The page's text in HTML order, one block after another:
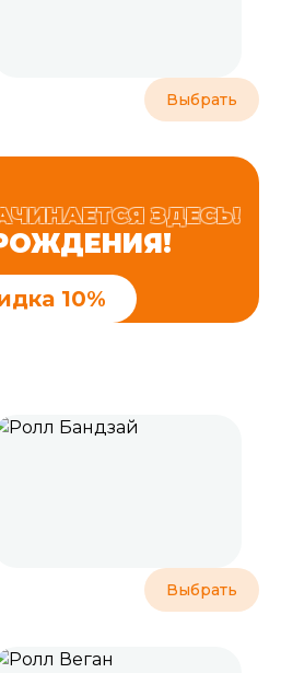
Выбрать
ЗДЕСЬ!
10%
Выбрать